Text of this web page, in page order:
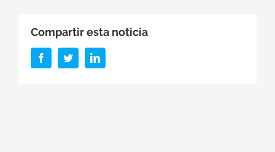
Compartir esta noticia
FacebookTwitterLinkedIn